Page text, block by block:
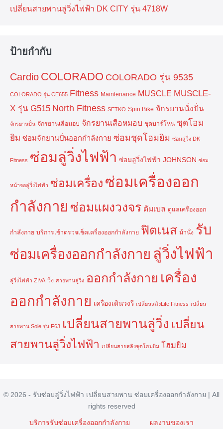
เปลี่ยนสายพานลู่วิ่งไฟฟ้า DK CITY รุ่น 4718W
ป้ายกำกับ
Cardio COLORADO COLORADO รุ่น 9535
COLORADO รุ่น CE655 Fitness Maintenance MUSCLE MUSCLE-
X รุ่น G515 North Fitness SETKO Spin Bike จักรยานนั่งปั่น
จักรยานปั่น จักรยานเสือมอบ จักรยานเสือหมอบ ชุดบาร์โหน ชุดโฮม
ยิม ซ่อมจักยานปั่นออกกำลังกาย ซ่อมชุดโฮมยิม ซ่อมลู่วิ่ง DK
Fitness ซ่อมลู่วิ่งไฟฟ้า ซ่อมลู่วิ่งไฟฟ้า JOHNSON ซ่อม
หน้าจอลู่วิ่งไฟฟ้า ซ่อมเครื่อง ซ่อมเครื่องออก
กำลังกาย ซ่อมแผงวงจร ดัมเบล ดูแลเครื่องออก
กำลังกาย บริการเข้าตรวจเช็คเครื่องออกกำลังกาย ฟิตเนส ม้านั่ง รับ
ซ่อมเครื่องออกกำลังกาย ลู่วิ่งไฟฟ้า
ลู่วิ่งไฟฟ้า ZIVA วิ่ง สายพานลู่วิ่ง ออกกำลังกาย เครื่อง
ออกกำลังกาย เครื่องเดินวงรี เปลี่ยนสลิงLife Fitness เปลี่ยน
สายพาน Sole รุ่น F63 เปลี่ยนสายพานลู่วิ่ง เปลี่ยน
สายพานลู่วิ่งไฟฟ้า เปลี่ยนสายสลิงชุดโฮมยิม โฮมยิม
© 2026 - รับซ่อมลู่วิ่งไฟฟ้า เปลี่ยนสายพาน ซ่อมเครื่องออกกำลังกาย | All
rights reserved
บริการรับซ่อมเครื่องออกกำลังกาย ผลงานของเรา